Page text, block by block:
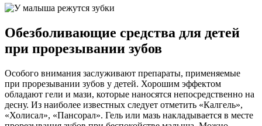
Обезболивающие средства для детей
при прорезывании зубов
Особого внимания заслуживают препараты, применяемые
при прорезывании зубов у детей. Хорошим эффектом
обладают гели и мази, которые наносятся непосредственно на
десну. Из наиболее известных следует отметить «Калгель»,
«Холисал», «Пансорал». Гель или мазь накладывается в месте